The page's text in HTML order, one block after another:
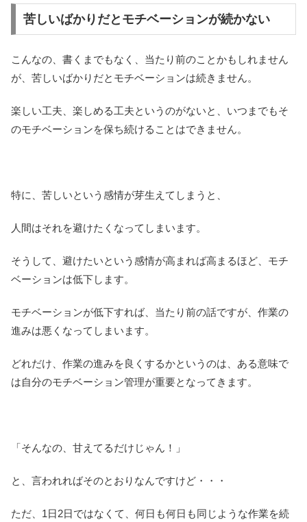
苦しいばかりだとモチベーションが続かない
こんなの、書くまでもなく、当たり前のことかもしれません
が、苦しいばかりだとモチベーションは続きません。
楽しい工夫、楽しめる工夫というのがないと、いつまでもそ
のモチベーションを保ち続けることはできません。
特に、苦しいという感情が芽生えてしまうと、
人間はそれを避けたくなってしまいます。
そうして、避けたいという感情が高まれば高まるほど、モチ
ベーションは低下します。
モチベーションが低下すれば、当たり前の話ですが、作業の
進みは悪くなってしまいます。
どれだけ、作業の進みを良くするかというのは、ある意味で
は自分のモチベーション管理が重要となってきます。
「そんなの、甘えてるだけじゃん！」
と、言われればそのとおりなんですけど・・・
ただ、1日2日ではなくて、何日も何日も同じような作業を続